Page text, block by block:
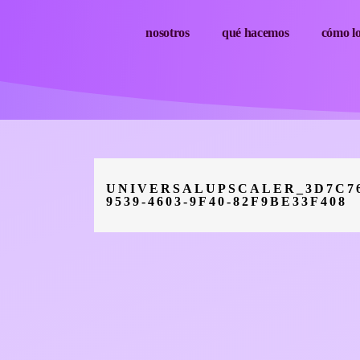
nosotros qué hacemos cómo
9539-4603-9F40-82F9BE33F408